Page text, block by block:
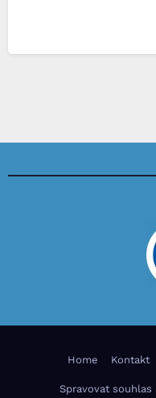
Home Kontakt
Spravovat